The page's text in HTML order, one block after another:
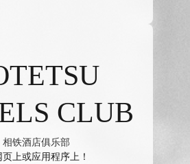
CLUB
相铁酒店俱乐部
页上或应用程序上！